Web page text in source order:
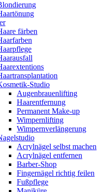
färben
Studio
Augenbrauenlifting
Haarentfernung
Permanent Make-up
Wimpernlifting
Wimpernverlängerung
Acrylnägel selbst machen
Acrylnägel entfernen
Barber-Shop
Fingernägel richtig feilen
Fußpflege